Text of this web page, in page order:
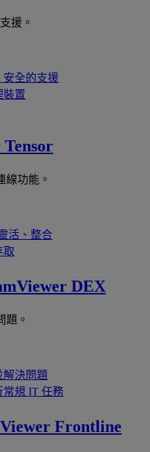
援。
安全的支援
裝置
線功能。
活、整合
取
DEX
題。
解決問題
常規 IT 任務
Frontline